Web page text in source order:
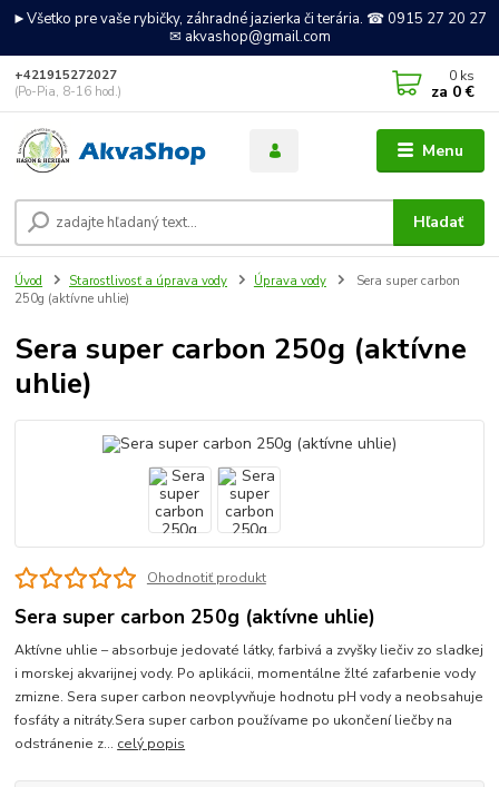
►Všetko pre vaše rybičky, záhradné jazierka či terária. ☎ 0915 27 20 27
✉ akvashop@gmail.com
Menu
Hľadať
+421915272027
(Po-Pia, 8-16 hod.)
0 ks
za 0 €
Úvod Starostlivosť a úprava vody Úprava vody
Sera super carbon
250g (aktívne uhlie)
Sera super carbon 250g (aktívne
uhlie)
Ohodnotiť produkt
Sera super carbon 250g (aktívne uhlie)
Aktívne uhlie – absorbuje jedovaté látky, farbivá a zvyšky liečiv zo sladkej
i morskej akvarijnej vody. Po aplikácii, momentálne žlté zafarbenie vody
zmizne. Sera super carbon neovplyvňuje hodnotu pH vody a neobsahuje
fosfáty a nitráty.Sera super carbon používame po ukončení liečby na
odstránenie z... celý popis